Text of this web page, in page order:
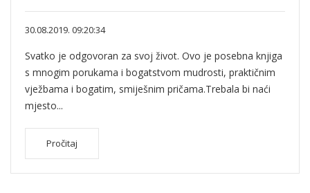
30.08.2019. 09:20:34
Svatko je odgovoran za svoj život. Ovo je posebna knjiga
s mnogim porukama i bogatstvom mudrosti, praktičnim
vježbama i bogatim, smiješnim pričama.Trebala bi naći
mjesto...
Pročitaj